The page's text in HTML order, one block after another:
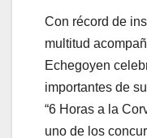
Con récord de
multitud
Echegoyen
importantes de
“6 Horas a la
uno de los